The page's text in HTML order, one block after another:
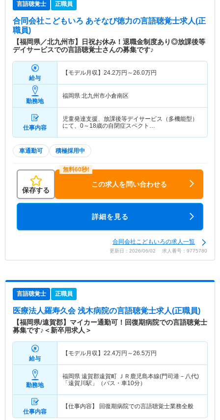
言語聴覚士 正職員
合同会社こどもいろ あそなび徳力の言語聴覚士求人(正
職員)
【福岡県／北九州市】日祝お休み！退職金制度あり◎放課後等
デイサービスでの言語聴覚士さんの募集です♪
給与
【モデル月収】 24.2万円～26.0万円
勤務地
福岡県 北九州市小倉南区
仕事内容
児童発達支援、放課後等デイサービス（多機能型）
にて、0～18歳の自閉症スペクト…
車通勤可 積極採用中
保存する
この求人を問い合わせる
詳細を見る
合同会社こどもいろの求人一覧
更新日：2026/06/02 求人番号：9775780
言語聴覚士 正職員
医療法人羅寿久会 浅木病院の言語聴覚士求人(正職員)
【福岡県/遠賀郡】マイカー通勤可！回復期病院での言語聴覚士
募集です♪＜新卒用求人＞
給与
【モデル月収】 22.4万円～26.5万円
勤務地
福岡県 遠賀郡遠賀町 ＪＲ鹿児島本線(門司港－八代)
「遠賀川駅」（バス・車10分）
仕事内容
【仕事内容】 回復期病院での言語聴覚士業務全般